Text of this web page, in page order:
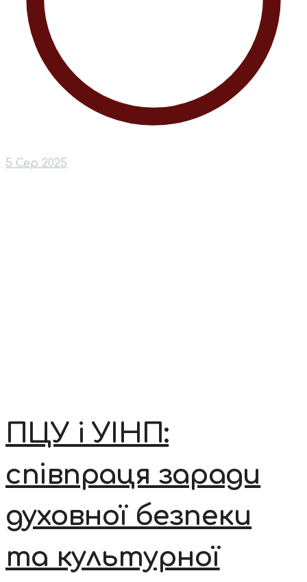
5 Сер 2025
ПЦУ і УІНП:
співпраця заради
духовної безпеки
та культурної